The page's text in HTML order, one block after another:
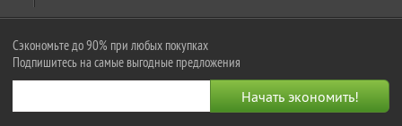
Сэкономьте до 90% при любых покупках
Подпишитесь на самые выгодные предложения